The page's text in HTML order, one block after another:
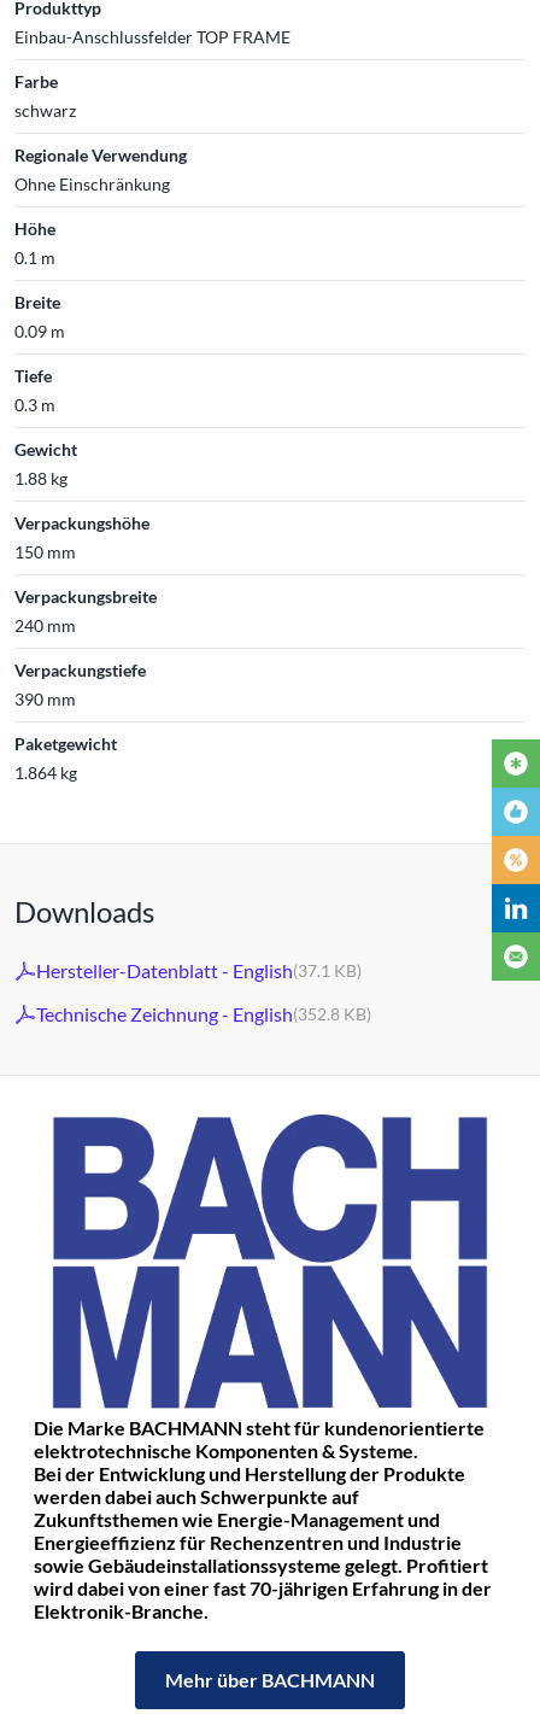
Produkttyp
Einbau-Anschlussfelder TOP FRAME
Farbe
schwarz
Regionale Verwendung
Ohne Einschränkung
Höhe
0.1 m
Breite
0.09 m
Tiefe
0.3 m
Gewicht
1.88 kg
Verpackungshöhe
150 mm
Verpackungsbreite
240 mm
Verpackungstiefe
390 mm
Paketgewicht
1.864 kg
Downloads
Hersteller-Datenblatt - English(37.1 KB)
Technische Zeichnung - English(352.8 KB)
Die Marke BACHMANN steht für kundenorientierte
elektrotechnische Komponenten & Systeme.
Bei der Entwicklung und Herstellung der Produkte
werden dabei auch Schwerpunkte auf
Zukunftsthemen wie Energie-Management und
Energieeffizienz für Rechenzentren und Industrie
sowie Gebäudeinstallationssysteme gelegt. Profitiert
wird dabei von einer fast 70-jährigen Erfahrung in der
Elektronik-Branche.
Mehr über BACHMANN